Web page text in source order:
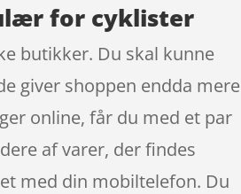
for cyklister
butikker. Du skal kunne
giver shoppen endda mere
online, får du med et par
af varer, der findes
med din mobiltelefon. Du